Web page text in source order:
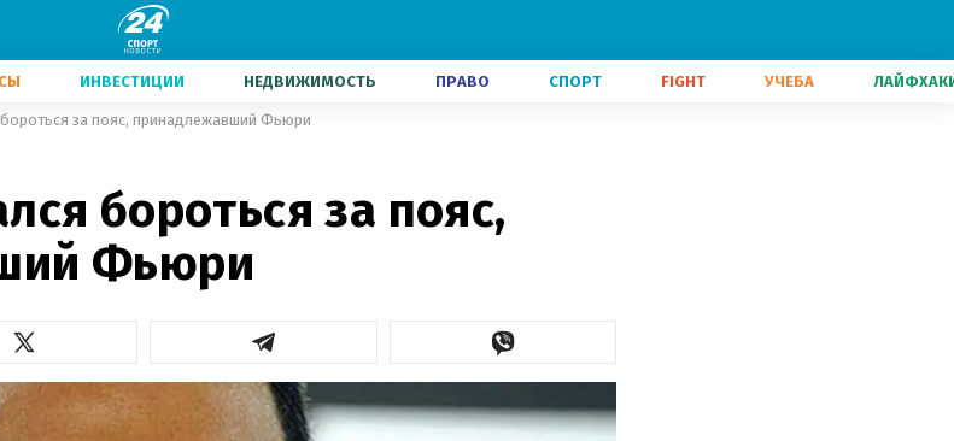
ИНВЕСТИЦИИ НЕДВИЖИМОСТЬ ПРАВО СПОРТ FIGHT УЧЕБА
бороться за пояс, принадлежавший Фьюри
бороться за пояс,
Фьюри